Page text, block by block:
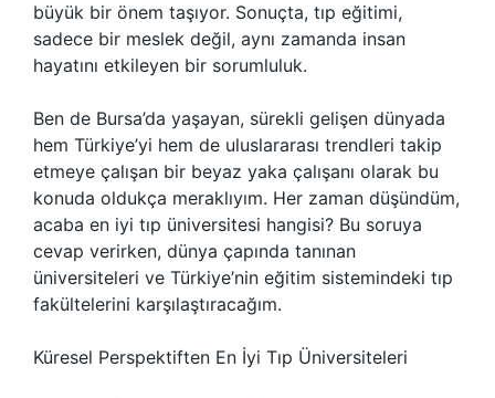
büyük bir önem taşıyor. Sonuçta, tıp eğitimi,
sadece bir meslek değil, aynı zamanda insan
hayatını etkileyen bir sorumluluk.
Ben de Bursa’da yaşayan, sürekli gelişen dünyada
hem Türkiye’yi hem de uluslararası trendleri takip
etmeye çalışan bir beyaz yaka çalışanı olarak bu
konuda oldukça meraklıyım. Her zaman düşündüm,
acaba en iyi tıp üniversitesi hangisi? Bu soruya
cevap verirken, dünya çapında tanınan
üniversiteleri ve Türkiye’nin eğitim sistemindeki tıp
fakültelerini karşılaştıracağım.
Küresel Perspektiften En İyi Tıp Üniversiteleri